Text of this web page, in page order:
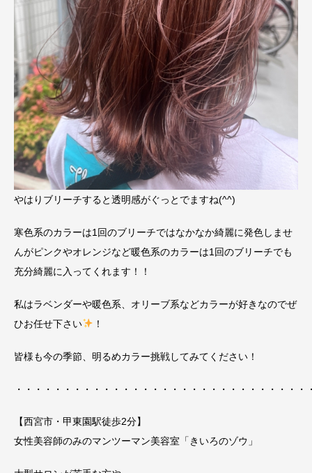
やはりブリーチすると透明感がぐっとでますね(^^)
寒色系のカラーは1回のブリーチではなかなか綺麗に発色しませ
んがピンクやオレンジなど暖色系のカラーは1回のブリーチでも
充分綺麗に入ってくれます！！
私はラベンダーや暖色系、オリーブ系などカラーが好きなのでぜ
ひお任せ下さい
！
皆様も今の季節、明るめカラー挑戦してみてください！
・・・・・・・・・・・・・・・・・・・・・・・・・・・・・・
【西宮市・甲東園駅徒歩2分】
女性美容師のみのマンツーマン美容室「きいろのゾウ」